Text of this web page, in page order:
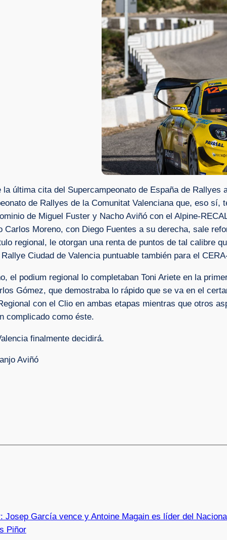
la última cita del Supercampeonato de España de
de Rallyes de la Comunitat Valenciana que, eso
de Miguel Fuster y Nacho Aviñó con el Alpine-
Carlos Moreno, con Diego Fuentes a su derecha, sale
regional, le otorgan una renta de puntos de tal calibre
Ciudad de Valencia puntuable también para el
el podium regional lo completaban Toni Ariete en la
Gómez, que demostraba lo rápido que se va en el
con el Clio en ambas etapas mientras que otros
complicado como éste.
finalmente decidirá.
Aviñó
Josep García vence y Antoine Magain es líder del
Piñor